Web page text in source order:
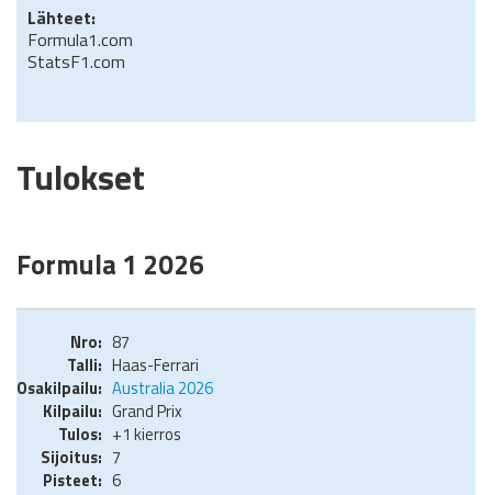
Lähteet:
Formula1.com
StatsF1.com
Tulokset
Formula 1 2026
87
Haas-Ferrari
Australia 2026
Grand Prix
+1 kierros
7
6